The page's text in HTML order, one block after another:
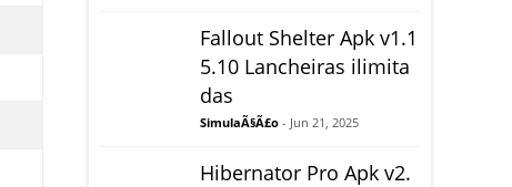
Fallout Shelter Apk v1.1
5.10 Lancheiras ilimita
das
SimulaÃ§Ã£o - Jun 21, 2025
Hibernator Pro Apk v2.